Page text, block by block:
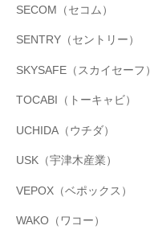
SECOM（セコム）
SENTRY（セントリー）
SKYSAFE（スカイセーフ）
TOCABI（トーキャビ）
UCHIDA（ウチダ）
USK（宇津木産業）
VEPOX（ベポックス）
WAKO（ワコー）